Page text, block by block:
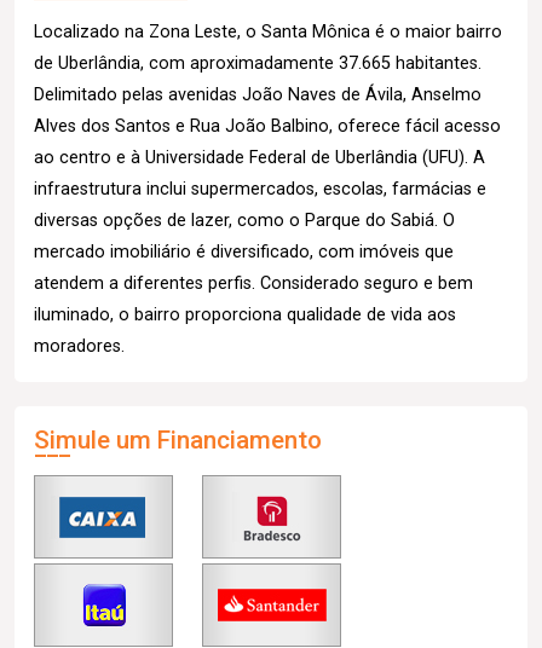
Localizado na Zona Leste, o Santa Mônica é o maior bairro
de Uberlândia, com aproximadamente 37.665 habitantes.
Delimitado pelas avenidas João Naves de Ávila, Anselmo
Alves dos Santos e Rua João Balbino, oferece fácil acesso
ao centro e à Universidade Federal de Uberlândia (UFU). A
infraestrutura inclui supermercados, escolas, farmácias e
diversas opções de lazer, como o Parque do Sabiá. O
mercado imobiliário é diversificado, com imóveis que
atendem a diferentes perfis. Considerado seguro e bem
iluminado, o bairro proporciona qualidade de vida aos
moradores.
Simule um Financiamento